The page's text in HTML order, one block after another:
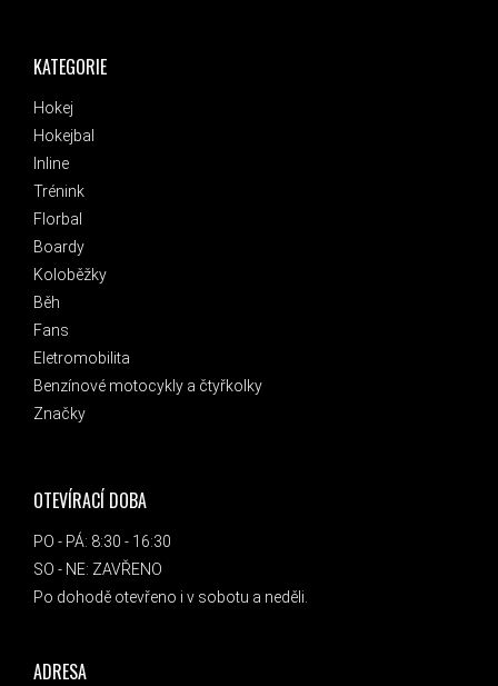
KATEGORIE
Hokej
Hokejbal
Inline
Trénink
Florbal
Boardy
Koloběžky
Běh
Fans
Eletromobilita
Benzínové motocykly a čtyřkolky
Značky
OTEVÍRACÍ DOBA
PO - PÁ: 8:30 - 16:30
SO - NE: ZAVŘENO
Po dohodě otevřeno i v sobotu a neděli.
ADRESA